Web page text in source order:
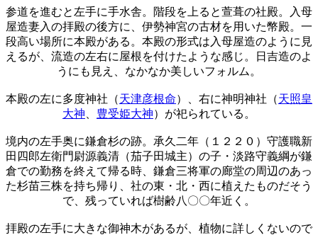
参道を進むと左手に手水舎。階段を上ると萱葺の社殿。入母
屋造妻入の拝殿の後方に、伊勢神宮の古材を用いた幣殿。一
段高い場所に本殿がある。本殿の形式は入母屋造のように見
えるが、流造の左右に屋根を付けたような感じ。日吉造のよ
うにも見え、なかなか美しいフォルム。
本殿の左に多度神社（天津彦根命）、右に神明神社（天照皇
大神
豊受姫大神）が祀られている。
境内の左手奥に鎌倉杉の跡。承久二年（１２２０）守護職新
田四郎左衛門尉源義清（茄子田城主）の子・淡路守義綱が鎌
倉での勤務を終えて帰る時、鎌倉三将軍の廊堂の周辺のあっ
た杉苗三株を持ち帰り、社の東・北・西に植えたものだそう
で、残っていれば樹齢八〇〇年近く。
拝殿の左手に大きな御神木があるが、植物に詳しくないので